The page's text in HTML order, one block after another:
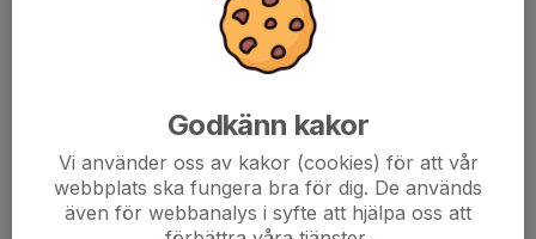
Godkänn kakor
Vi använder oss av kakor (cookies) för att vår
webbplats ska fungera bra för dig. De används
även för webbanalys i syfte att hjälpa oss att